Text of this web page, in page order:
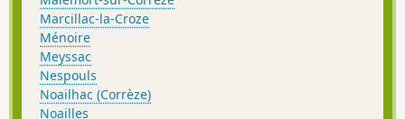
Marcillac-la-Croze
Ménoire
Meyssac
Nespouls
Noailhac (Corrèze)
Noailles